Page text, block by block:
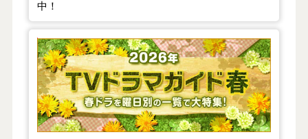
中！
【2026年春】TVドラマガイド